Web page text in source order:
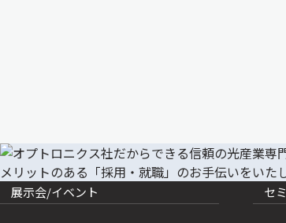
展示会/イベント セ